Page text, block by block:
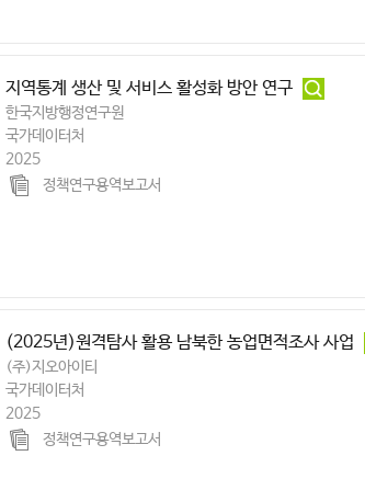
지역통계 생산 및 서비스 활성화 방안 연구
한국지방행정연구원
국가데이터처
2025
정책연구용역보고서
(2025년)원격탐사 활용 남북한 농업면적조사 사업
(주)지오아이티
국가데이터처
2025
정책연구용역보고서